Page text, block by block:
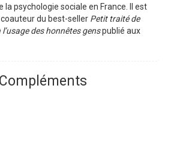
la psychologie sociale en France. Il est
du best-seller Petit traité de
des honnêtes genspublié aux
Compléments